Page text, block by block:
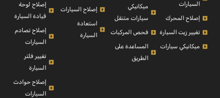
السيارات
إصلاح المحرك
تغيير زيت السيارة
ميكانيكي سيارات
ميكانيكي
سيارات متنقل
فحص المركبات
المساعدة على
الطريق
إصلاح السيارات
استعادة
السيارة
إصلاح لوحة
قيادة السيارة
إصلاح تصادم
السيارات
تغيير فلتر
السيارة
إصلاح حوادث
السيارات